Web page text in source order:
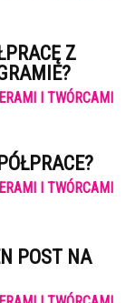
Z
I TWÓRCAMI
I TWÓRCAMI
POST NA